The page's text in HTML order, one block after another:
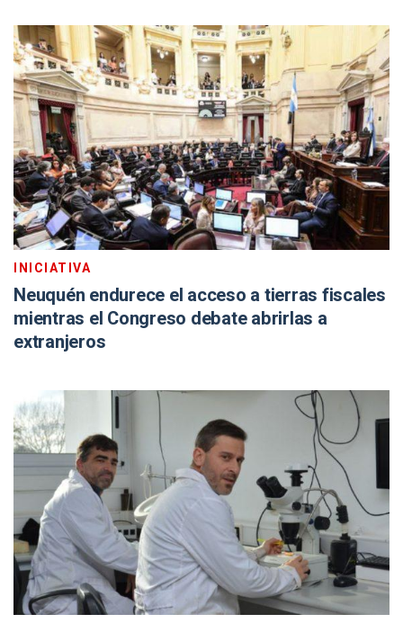
INICIATIVA
Neuquén endurece el acceso a tierras fiscales
mientras el Congreso debate abrirlas a
extranjeros